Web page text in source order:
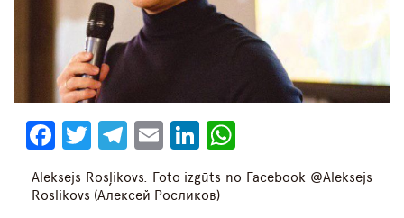
Facebook
Twitter
Telegram
EmailLinkedIn
Aleksejs Rosļikovs. Foto izgūts no Facebook @Aleksejs
Roslikovs (Алексей Росликов)